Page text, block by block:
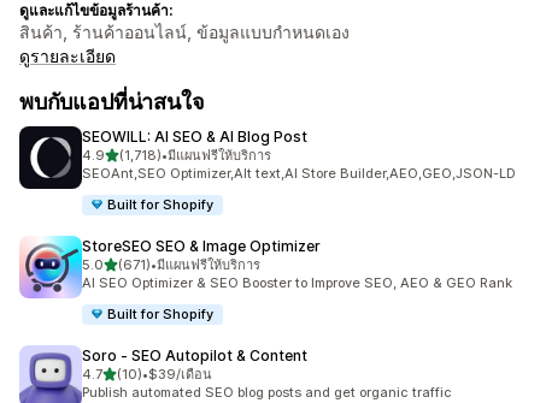
ดูและแก้ไขข้อมูลร้านค้า:
สินค้า, ร้านค้าออนไลน์, ข้อมูลแบบกำหนดเอง
ดูรายละเอียด
พบกับแอปที่น่าสนใจ
SEOWILL: AI SEO & AI Blog Post
4.9เต็ม 5 ดาว
(1,718)
ทั้งหมด 1718 รีวิว
•มีแผนฟรีให้บริการ
SEOAnt,SEO Optimizer,Alt text,AI Store Builder,AEO,GEO,JSON-LD
Built for Shopify
StoreSEO SEO & Image Optimizer
5.0เต็ม 5 ดาว
(671)
ทั้งหมด 671 รีวิว
•มีแผนฟรีให้บริการ
AI SEO Optimizer & SEO Booster to Improve SEO, AEO & GEO Rank
Built for Shopify
Soro ‑ SEO Autopilot & Content
4.7เต็ม 5 ดาว
(10)
ทั้งหมด 10 รีวิว
•$39/เดือน
Publish automated SEO blog posts and get organic traffic